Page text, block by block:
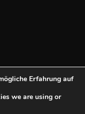
Erfahrung auf
we are using or